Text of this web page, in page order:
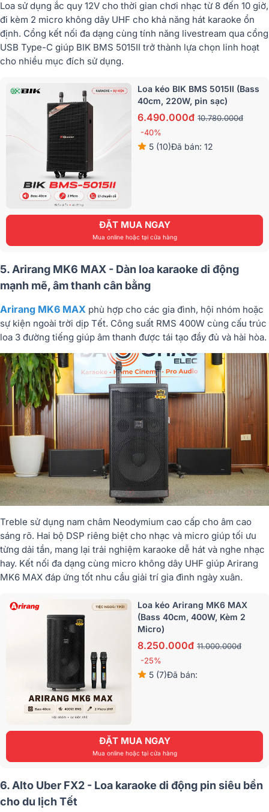
Loa sử dụng ắc quy 12V cho thời gian chơi nhạc từ 8 đến 10 giờ,
đi kèm 2 micro không dây UHF cho khả năng hát karaoke ổn
định. Cổng kết nối đa dạng cùng tính năng livestream qua cổng
USB Type-C giúp BIK BMS 5015II trở thành lựa chọn linh hoạt
cho nhiều mục đích sử dụng.
Loa kéo BIK BMS 5015II (Bass
40cm, 220W, pin sạc)
6.490.000đ 10.780.000đ
-40%
5 (10)Đã bán: 12
ĐẶT MUA NGAY
Mua online hoặc tại cửa hàng
5. Arirang MK6 MAX - Dàn loa karaoke di động
mạnh mẽ, âm thanh cân bằng
Arirang MK6 MAX phù hợp cho các gia đình, hội nhóm hoặc
sự kiện ngoài trời dịp Tết. Công suất RMS 400W cùng cấu trúc
loa 3 đường tiếng giúp âm thanh được tái tạo đầy đủ và hài hòa.
Treble sử dụng nam châm Neodymium cao cấp cho âm cao
sáng rõ. Hai bộ DSP riêng biệt cho nhạc và micro giúp tối ưu
từng dải tần, mang lại trải nghiệm karaoke dễ hát và nghe nhạc
hay. Kết nối đa dạng cùng micro không dây UHF giúp Arirang
MK6 MAX đáp ứng tốt nhu cầu giải trí gia đình ngày xuân.
Loa kéo Arirang MK6 MAX
(Bass 40cm, 400W, Kèm 2
Micro)
8.250.000đ 11.000.000đ
-25%
5 (7)Đã bán:
ĐẶT MUA NGAY
Mua online hoặc tại cửa hàng
6. Alto Uber FX2 - Loa karaoke di động pin siêu bền
cho du lịch Tết